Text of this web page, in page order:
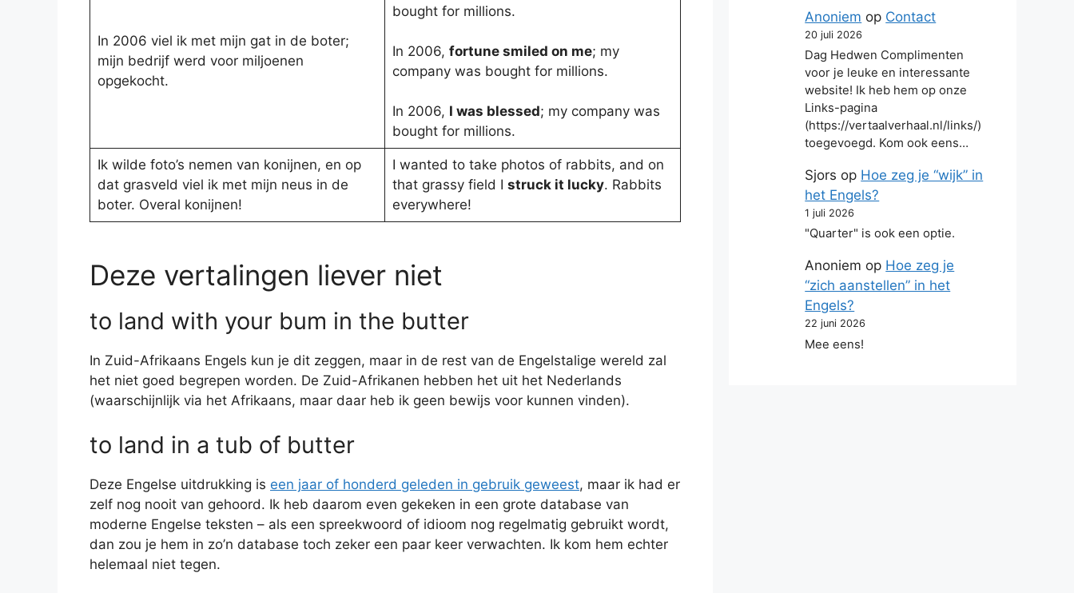
In 2006 viel ik met mijn gat in de boter;
mijn bedrijf werd voor miljoenen
opgekocht.
bought for millions.
In 2006, fortune smiled on me; my
company was bought for millions.
In 2006, I was blessed; my company was
bought for millions.
Ik wilde foto’s nemen van konijnen, en op
dat grasveld viel ik met mijn neus in de
boter. Overal konijnen!
I wanted to take photos of rabbits, and on
that grassy field I struck it lucky. Rabbits
everywhere!
Deze vertalingen liever niet
to land with your bum in the butter
In Zuid-Afrikaans Engels kun je dit zeggen, maar in de rest van de Engelstalige wereld zal
het niet goed begrepen worden. De Zuid-Afrikanen hebben het uit het Nederlands
(waarschijnlijk via het Afrikaans, maar daar heb ik geen bewijs voor kunnen vinden).
to land in a tub of butter
Deze Engelse uitdrukking is een jaar of honderd geleden in gebruik geweest, maar ik had er
zelf nog nooit van gehoord. Ik heb daarom even gekeken in een grote database van
moderne Engelse teksten – als een spreekwoord of idioom nog regelmatig gebruikt wordt,
dan zou je hem in zo’n database toch zeker een paar keer verwachten. Ik kom hem echter
helemaal niet tegen.
Anoniem op Contact
20 juli 2026
Dag Hedwen Complimenten
voor je leuke en interessante
website! Ik heb hem op onze
Links-pagina
(https://vertaalverhaal.nl/links/)
toegevoegd. Kom ook eens…
Sjors op Hoe zeg je “wijk” in
het Engels?
1 juli 2026
"Quarter" is ook een optie.
Anoniem op Hoe zeg je
“zich aanstellen” in het
Engels?
22 juni 2026
Mee eens!